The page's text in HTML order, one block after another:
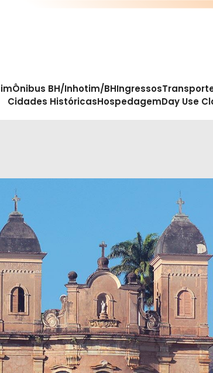
Ônibus BH/Inhotim/BHIngressos
Cidades HistóricasHospedagemDay Use